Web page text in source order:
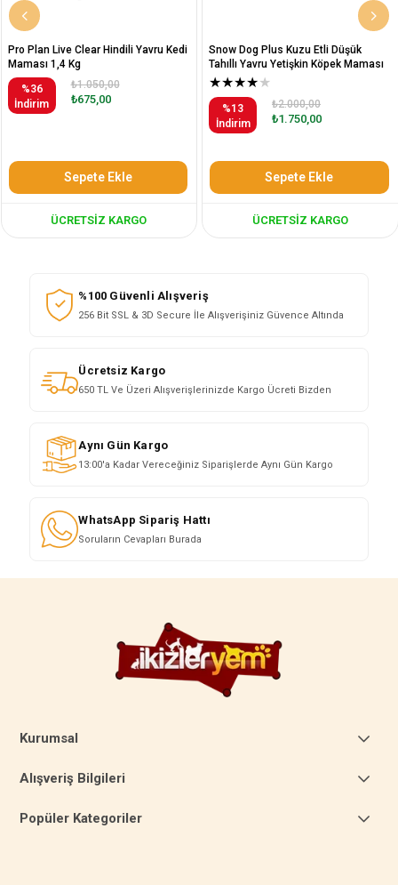
Pro Plan Live Clear Hindili Yavru Kedi
Maması 1,4 Kg
%36
İndirim
₺675,00
₺1.050,00
Sepete Ekle
ÜCRETSIZ KARGO
Snow Dog Plus Kuzu Etli Düşük
Tahıllı Yavru Yetişkin Köpek Maması
12 Kg
★★★★★
%13
İndirim
₺1.750,00
₺2.000,00
Sepete Ekle
ÜCRETSIZ KARGO
%100 Güvenli Alışveriş
256 Bit SSL & 3D Secure İle Alışverişiniz Güvence Altında
Ücretsiz Kargo
650 TL Ve Üzeri Alışverişlerinizde Kargo Ücreti Bizden
Aynı Gün Kargo
13:00'a Kadar Vereceğiniz Siparişlerde Aynı Gün Kargo
WhatsApp Sipariş Hattı
Soruların Cevapları Burada
Kurumsal
Alışveriş Bilgileri
Popüler Kategoriler